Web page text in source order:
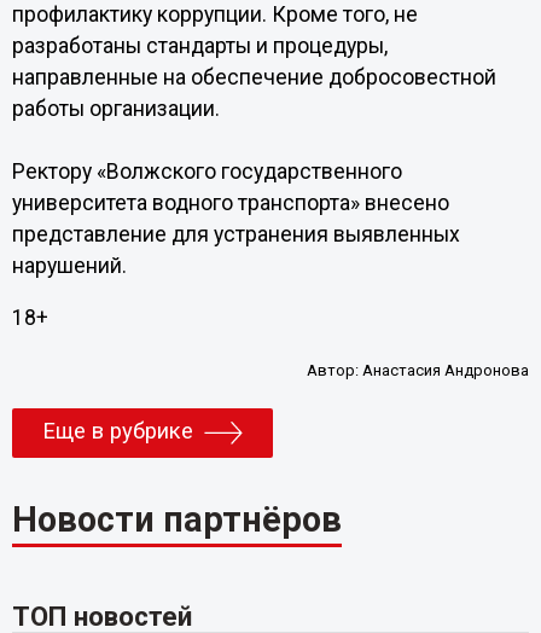
профилактику коррупции. Кроме того, не
разработаны стандарты и процедуры,
направленные на обеспечение добросовестной
работы организации.
Ректору «Волжского государственного
университета водного транспорта» внесено
представление для устранения выявленных
нарушений.
18+
Автор: Анастасия Андронова
Еще в рубрике
Новости партнёров
ТОП новостей